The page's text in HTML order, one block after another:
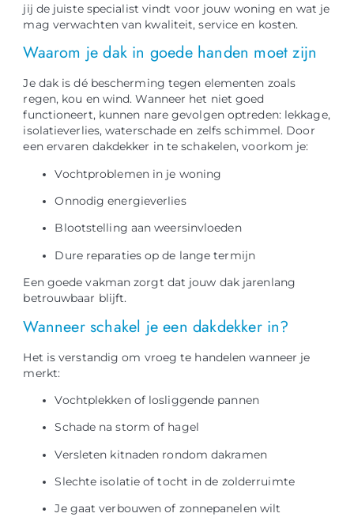
jij de juiste specialist vindt voor jouw woning en wat je
mag verwachten van kwaliteit, service en kosten.
Waarom je dak in goede handen moet zijn
Je dak is dé bescherming tegen elementen zoals
regen, kou en wind. Wanneer het niet goed
functioneert, kunnen nare gevolgen optreden: lekkage,
isolatieverlies, waterschade en zelfs schimmel. Door
een ervaren dakdekker in te schakelen, voorkom je:
Vochtproblemen in je woning
Onnodig energieverlies
Blootstelling aan weersinvloeden
Dure reparaties op de lange termijn
Een goede vakman zorgt dat jouw dak jarenlang
betrouwbaar blijft.
Wanneer schakel je een dakdekker in?
Het is verstandig om vroeg te handelen wanneer je
merkt:
Vochtplekken of losliggende pannen
Schade na storm of hagel
Versleten kitnaden rondom dakramen
Slechte isolatie of tocht in de zolderruimte
Je gaat verbouwen of zonnepanelen wilt